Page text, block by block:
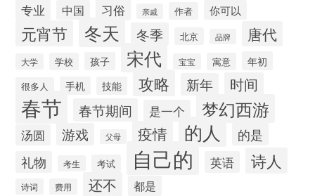
专业 中国 习俗 亲戚 作者 你可以
元宵节 冬天 冬季 北京 品牌 唐代
大学 学校 孩子 宋代 宝宝 寓意 年初
很多人 手机 技能 攻略 新年 时间
春节 春节期间 是一个 梦幻西游
汤圆 游戏 父母 疫情 的人 的是
礼物 考生 考试 自己的 英语 诗人
诗词 费用 还不 都是